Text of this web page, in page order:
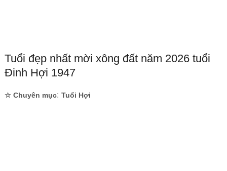
Tuổi đẹp nhất mời xông đất năm 2026 tuổi
Đinh Hợi 1947
☆ Chuyên mục: Tuổi Hợi